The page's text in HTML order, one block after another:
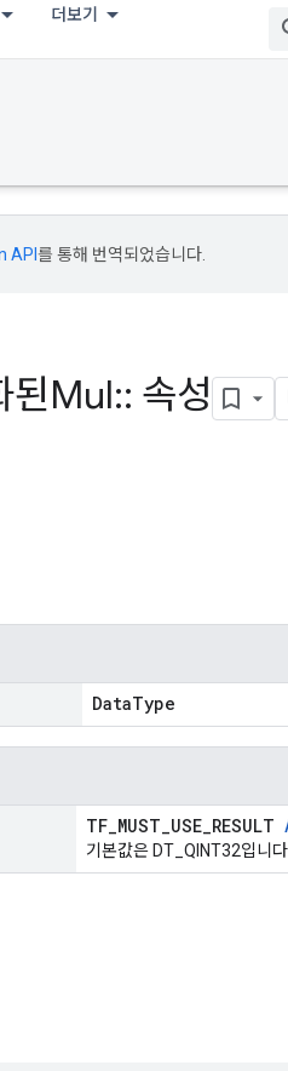
더보기
API 를 통해 번역되었습니다.
된Mul:: 속성
DataType
TF_MUST_USE_RESULT
기본값은 DT_QINT32입니다.